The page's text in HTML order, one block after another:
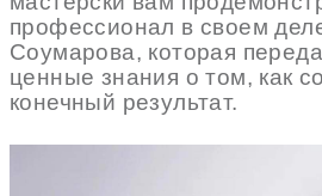
профессионал в своем
Соумарова, которая
ценные знания о том, как
конечный результат.